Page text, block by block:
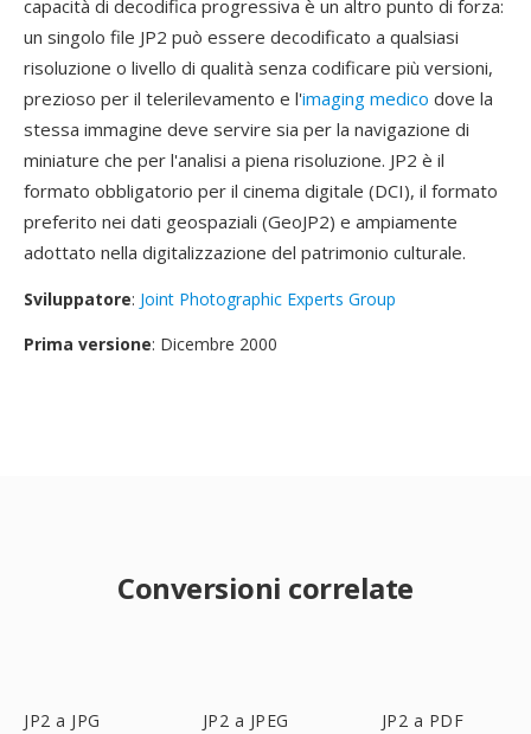
capacità di decodifica progressiva è un altro punto di forza:
un singolo file JP2 può essere decodificato a qualsiasi
risoluzione o livello di qualità senza codificare più versioni,
prezioso per il telerilevamento e l'imaging medico dove la
stessa immagine deve servire sia per la navigazione di
miniature che per l'analisi a piena risoluzione. JP2 è il
formato obbligatorio per il cinema digitale (DCI), il formato
preferito nei dati geospaziali (GeoJP2) e ampiamente
adottato nella digitalizzazione del patrimonio culturale.
Sviluppatore: Joint Photographic Experts Group
Prima versione: Dicembre 2000
Conversioni correlate
JP2 a JPG JP2 a JPEG JP2 a PDF